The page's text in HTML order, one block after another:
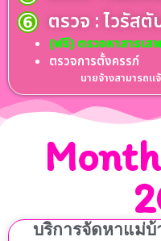
ตรวจ : ไวรัส
(ฟรี) ตรวจหาสารเส
ตรวจการตั้งครรภ์
นายจ้างสามารถแ
บริการจัดหาแม่